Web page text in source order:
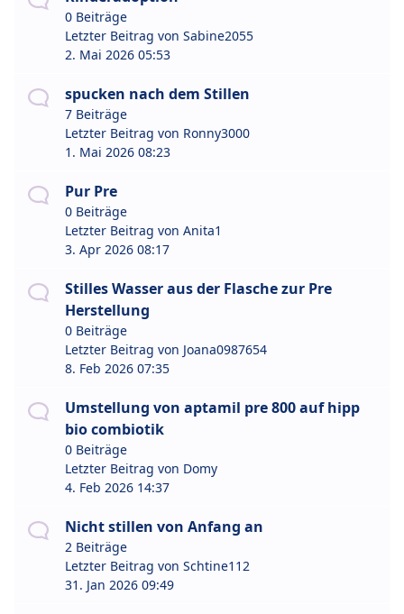
0 Beiträge
Letzter Beitrag von Sabine2055
2. Mai 2026 05:53
spucken nach dem Stillen
7 Beiträge
Letzter Beitrag von Ronny3000
1. Mai 2026 08:23
Pur Pre
0 Beiträge
Letzter Beitrag von Anita1
3. Apr 2026 08:17
Stilles Wasser aus der Flasche zur Pre
Herstellung
0 Beiträge
Letzter Beitrag von Joana0987654
8. Feb 2026 07:35
Umstellung von aptamil pre 800 auf hipp
bio combiotik
0 Beiträge
Letzter Beitrag von Domy
4. Feb 2026 14:37
Nicht stillen von Anfang an
2 Beiträge
Letzter Beitrag von Schtine112
31. Jan 2026 09:49